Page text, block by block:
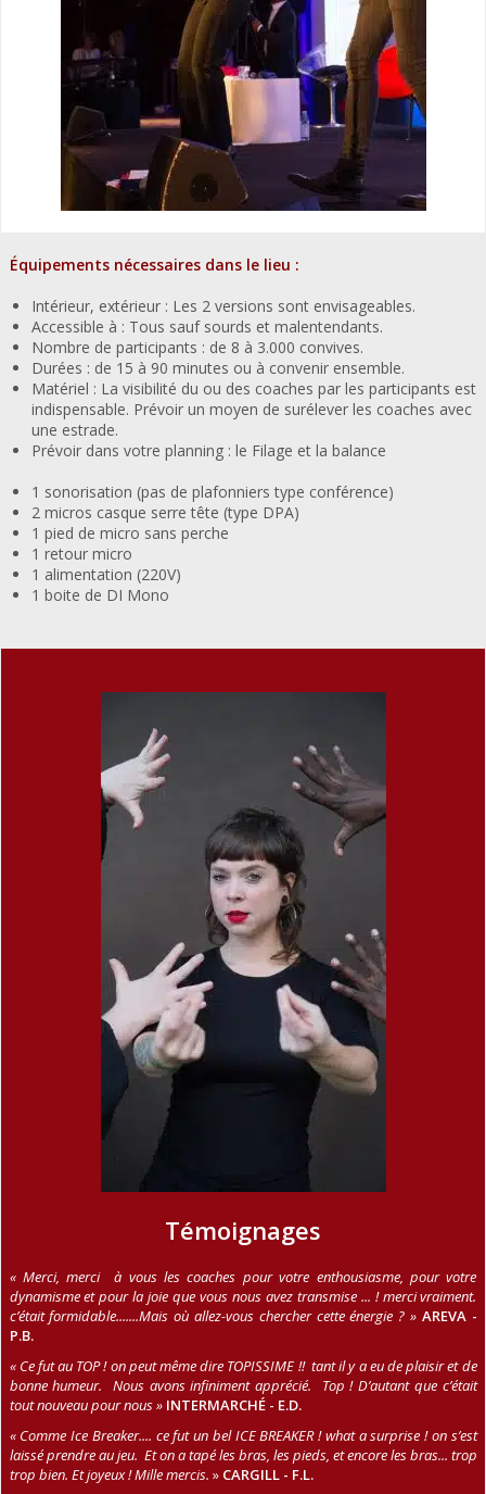
Équipements nécessaires dans le lieu :
Intérieur, extérieur : Les 2 versions sont envisageables.
Accessible à : Tous sauf sourds et malentendants.
Nombre de participants : de 8 à 3.000 convives.
Durées : de 15 à 90 minutes ou à convenir ensemble.
Matériel : La visibilité du ou des coaches par les participants est
indispensable. Prévoir un moyen de surélever les coaches avec
une estrade.
Prévoir dans votre planning : le Filage et la balance
1 sonorisation (pas de plafonniers type conférence)
2 micros casque serre tête (type DPA)
1 pied de micro sans perche
1 retour micro
1 alimentation (220V)
1 boite de DI Mono
Témoignages
« Merci, merci à vous les coaches pour votre enthousiasme, pour votre
dynamisme et pour la joie que vous nous avez transmise ... ! merci vraiment.
c’était formidable.......Mais où allez-vous chercher cette énergie ? » AREVA -
P.B.
« Ce fut au TOP ! on peut même dire TOPISSIME !! tant il y a eu de plaisir et de
bonne humeur. Nous avons infiniment apprécié. Top ! D’autant que c’était
tout nouveau pour nous » INTERMARCHÉ - E.D.
« Comme Ice Breaker.... ce fut un bel ICE BREAKER ! what a surprise ! on s’est
laissé prendre au jeu. Et on a tapé les bras, les pieds, et encore les bras... trop
trop bien. Et joyeux ! Mille mercis. »CARGILL - F.L.